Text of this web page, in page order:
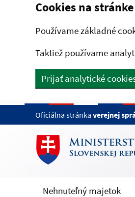
Preskočiť na
Cookies na stránke
Používame základné
Taktiež používame
Prijať analytické
Oficiálna stránka verejnej
Nehnuteľný majetok